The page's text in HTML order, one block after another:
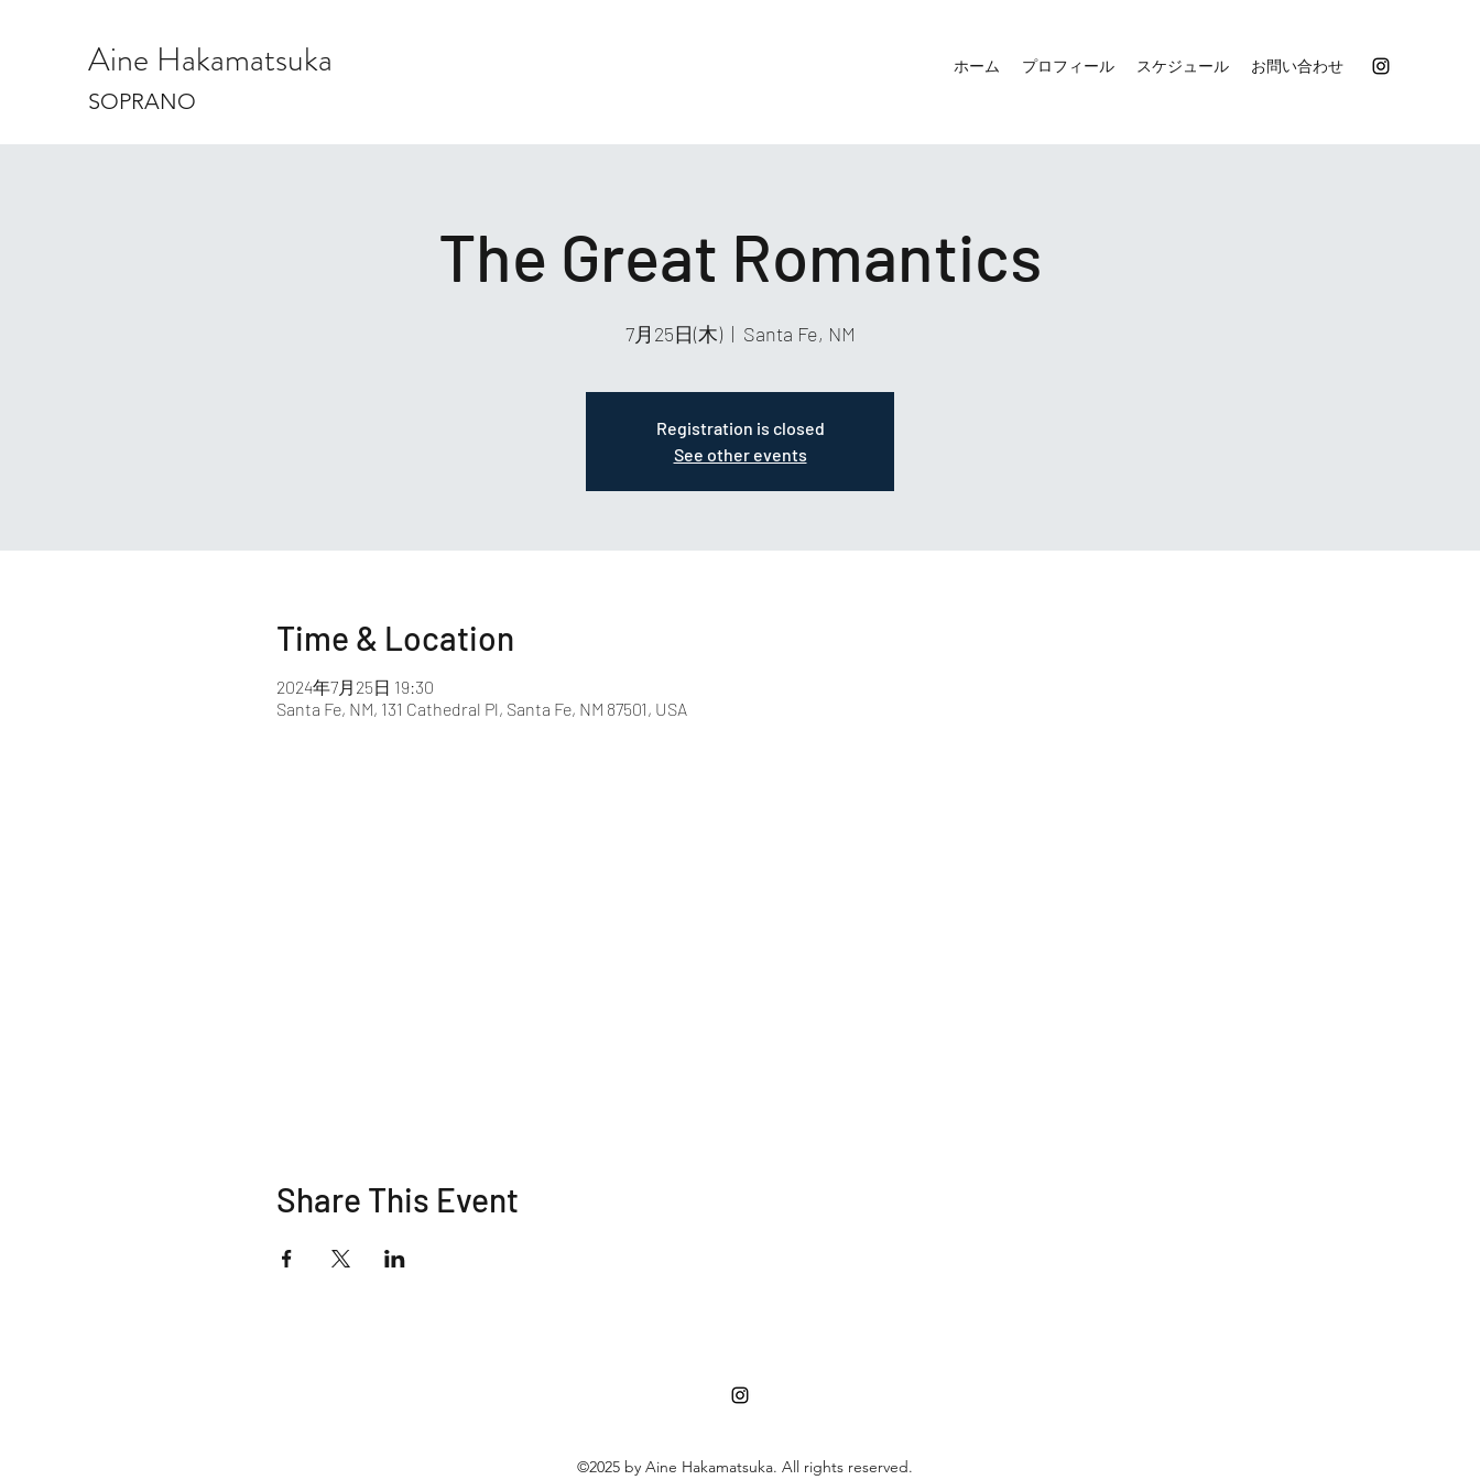
Aine Hakamatsuka
SOPRANO
ホーム プロフィール スケジュール お問い合わせ
The Great Romantics
7月25日(木)
  |
Santa Fe, NM
Registration is closed
See other events
Time & Location
2024年7月25日 19:30
Santa Fe, NM, 131 Cathedral Pl, Santa Fe, NM 87501, USA
Share This Event
©2025 by Aine Hakamatsuka. All rights reserved.